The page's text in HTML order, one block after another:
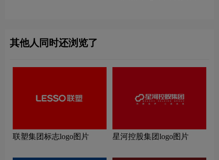
其他人同时还浏览了
联塑集团标志logo图片 星河控股集团logo图片